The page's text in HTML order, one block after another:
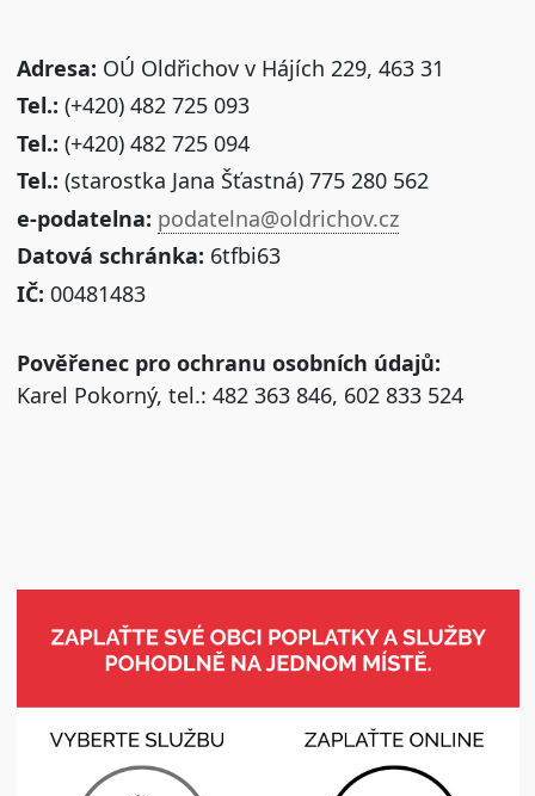
Adresa: OÚ Oldřichov v Hájích 229, 463 31
Tel.: (+420) 482 725 093
Tel.: (+420) 482 725 094
Tel.: (starostka Jana Šťastná) 775 280 562
e-podatelna: podatelna@oldrichov.cz
Datová schránka: 6tfbi63
IČ: 00481483
Pověřenec pro ochranu osobních údajů:
Karel Pokorný, tel.: 482 363 846, 602 833 524